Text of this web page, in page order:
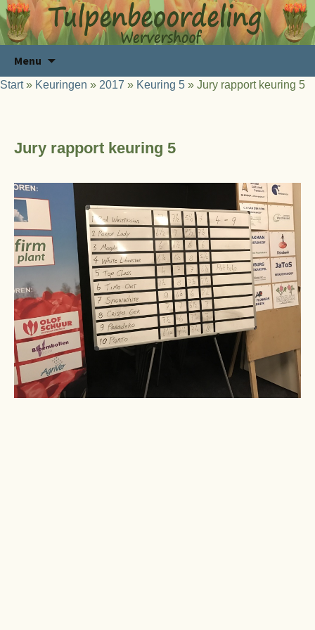
Menu
de
Start» Keuringen » 2017 » Keuring 5 » Jury rapport keuring 5
Jury rapport keuring 5